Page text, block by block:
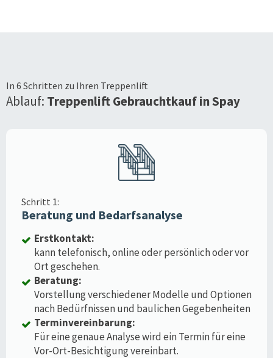
In 6 Schritten zu Ihren Treppenlift
Ablauf: Treppenlift Gebrauchtkauf inSpay
Schritt 1:
Beratung und Bedarfsanalyse
Erstkontakt:
kann telefonisch, online oder persönlich oder vor
Ort geschehen.
Beratung:
Vorstellung verschiedener Modelle und Optionen
nach Bedürfnissen und baulichen Gegebenheiten
Terminvereinbarung:
Für eine genaue Analyse wird ein Termin für eine
Vor-Ort-Besichtigung vereinbart.